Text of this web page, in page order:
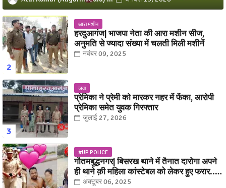
आरा मशीन
हरदुआगंज| भाजपा नेता की आरा मशीन सीज,
अनुमति से ज्यादा संख्या में चलती मिली मशीनें
नवंबर 09, 2025
जवां
प्रेमिका ने प्रेमी को मारकर नहर में फेंका, आरोपी
प्रेमिका समेत युवक गिरफ्तार
जुलाई 27, 2026
#UP POLICE
गौतमबुद्धनगर| बिसरख थाने में तैनात दारोगा अपने
ही थाने क़ी महिला कांस्टेबल को लेकर हुए फरार...
पत्नी नें कर दी रार!
अक्टूबर 06, 2025